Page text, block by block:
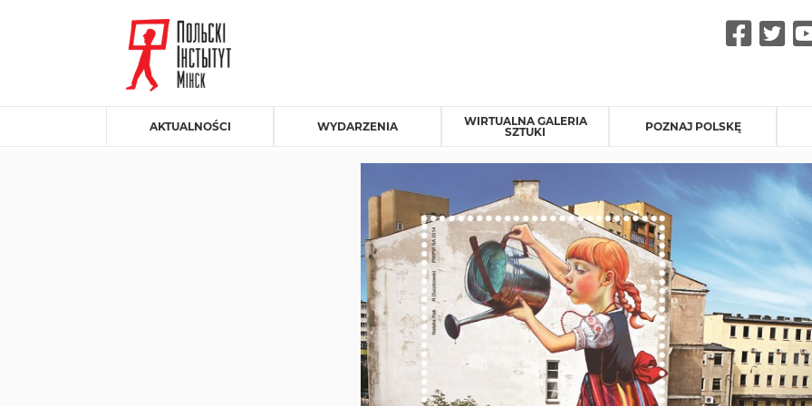
AKTUALNOŚCI WYDARZENIA
WIRTUALNA GALERIA
SZTUKI
POZNAJ POLSKĘ